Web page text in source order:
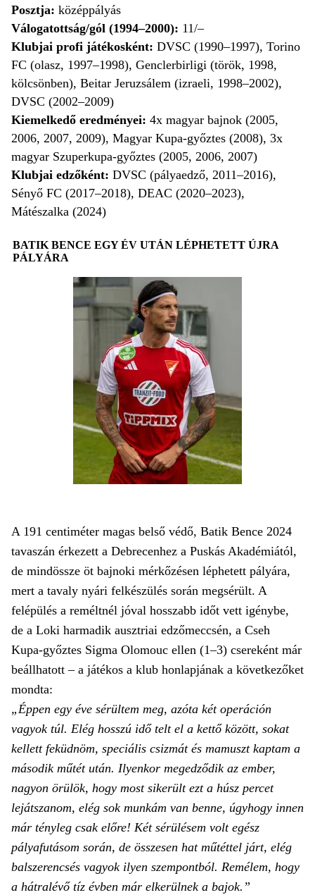
Posztja: középpályás
Válogatottság/gól (1994–2000): 11/–
Klubjai profi játékosként: DVSC (1990–1997), Torino
FC (olasz, 1997–1998), Genclerbirligi (török, 1998,
kölcsönben), Beitar Jeruzsálem (izraeli, 1998–2002),
DVSC (2002–2009)
Kiemelkedő eredményei: 4x magyar bajnok (2005,
2006, 2007, 2009), Magyar Kupa-győztes (2008), 3x
magyar Szuperkupa-győztes (2005, 2006, 2007)
Klubjai edzőként: DVSC (pályaedző, 2011–2016),
Sényő FC (2017–2018), DEAC (2020–2023),
Mátészalka (2024)
A 191 centiméter magas belső védő, Batik Bence 2024
tavaszán érkezett a Debrecenhez a Puskás Akadémiától,
de mindössze öt bajnoki mérkőzésen léphetett pályára,
mert a tavaly nyári felkészülés során megsérült. A
felépülés a reméltnél jóval hosszabb időt vett igénybe,
de a Loki harmadik ausztriai edzőmeccsén, a Cseh
Kupa-győztes Sigma Olomouc ellen (1–3) csereként már
beállhatott – a játékos a klub honlapjának a következőket
mondta:
„Éppen egy éve sérültem meg, azóta két operáción
vagyok túl. Elég hosszú idő telt el a kettő között, sokat
kellett feküdnöm, speciális csizmát és mamuszt kaptam a
második műtét után. Ilyenkor megedződik az ember,
nagyon örülök, hogy most sikerült ezt a húsz percet
lejátszanom, elég sok munkám van benne, úgyhogy innen
már tényleg csak előre! Két sérülésem volt egész
pályafutásom során, de összesen hat műtéttel járt, elég
balszerencsés vagyok ilyen szempontból. Remélem, hogy
a hátralévő tíz évben már elkerülnek a bajok.”
BATIK BENCE EGY ÉV UTÁN LÉPHETETT ÚJRA
PÁLYÁRA